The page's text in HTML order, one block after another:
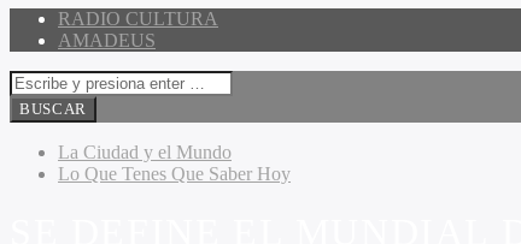
RADIO CULTURA
AMADEUS
La Ciudad y el Mundo
Lo Que Tenes Que Saber Hoy